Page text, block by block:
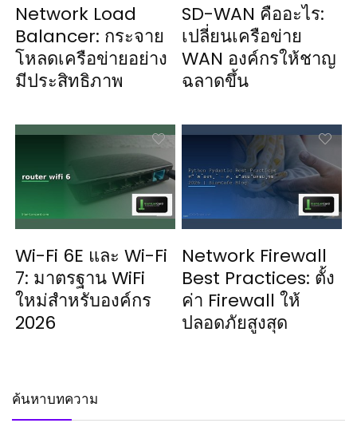
Network Load
Balancer: กระจาย
โหลดเครือข่ายอย่าง
มีประสิทธิภาพ
SD-WAN คืออะไร:
เปลี่ยนเครือข่าย
WAN องค์กรให้ชาญ
ฉลาดขึ้น
Wi-Fi 6E และ Wi-Fi
7: มาตรฐาน WiFi
ใหม่สำหรับองค์กร
2026
Network Firewall
Best Practices: ตั้ง
ค่า Firewall ให้
ปลอดภัยสูงสุด
ค้นหาบทความ